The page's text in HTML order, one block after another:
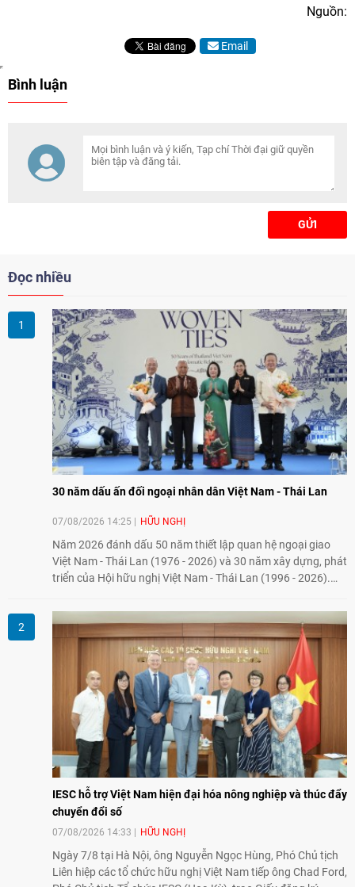
Nguồn:
Email
Bình luận
GỬI
Đọc nhiều
30 năm dấu ấn đối ngoại nhân dân Việt Nam - Thái Lan
07/08/2026 14:25 HỮU NGHỊ
Năm 2026 đánh dấu 50 năm thiết lập quan hệ ngoại giao
Việt Nam - Thái Lan (1976 - 2026) và 30 năm xây dựng, phát
triển của Hội hữu nghị Việt Nam - Thái Lan (1996 - 2026).
tình hữu nghị, đồng thời từng bước mở rộng hoạt động từ
giao lưu truyền thống sang kết nối địa phương, doanh
nghiệp, giáo dục, văn hóa và thế hệ trẻ, góp phần tăng
cường sự hiểu biết và hợp tác giữa nhân dân hai nước.
IESC hỗ trợ Việt Nam hiện đại hóa nông nghiệp và thúc đẩy
chuyển đổi số
07/08/2026 14:33 HỮU NGHỊ
Ngày 7/8 tại Hà Nội, ông Nguyễn Ngọc Hùng, Phó Chủ tịch
Liên hiệp các tổ chức hữu nghị Việt Nam tiếp ông Chad Ford,